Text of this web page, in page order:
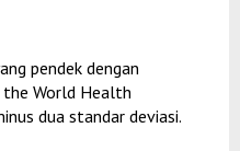
pendek dengan
World Health
dua standar deviasi.